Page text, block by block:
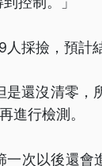
採撿，預計
還沒清零
進行檢測。
次以後還